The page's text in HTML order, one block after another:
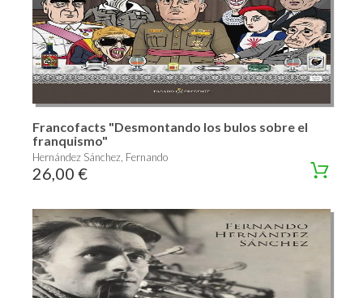
Francofacts "Desmontando los bulos sobre el
franquismo"
Hernández Sánchez, Fernando
26,00 €